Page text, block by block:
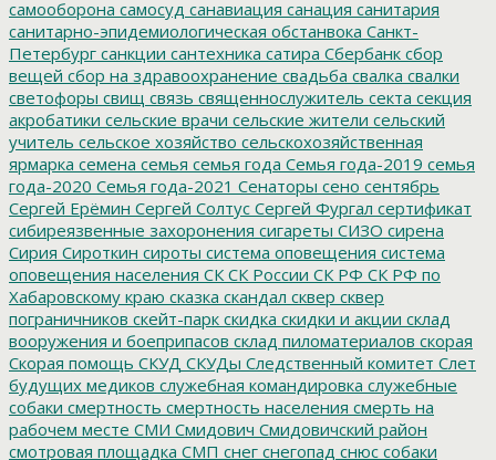
самооборона самосуд санавиация санация санитария
санитарно-эпидемиологическая обстанвока Санкт-
Петербург санкции сантехника сатира Сбербанк сбор
вещей сбор на здравоохранение свадьба свалка свалки
светофоры свищ связь священнослужитель секта секция
акробатики сельские врачи сельские жители сельский
учитель сельское хозяйство сельскохозяйственная
ярмарка семена семья семья года Семья года-2019 семья
года-2020 Семья года-2021 Сенаторы сено сентябрь
Сергей Ерёмин Сергей Солтус Сергей Фургал сертификат
сибиреязвенные захоронения сигареты СИЗО сирена
Сирия Сироткин сироты система оповещения система
оповещения населения СК СК России СК РФ СК РФ по
Хабаровскому краю сказка скандал сквер сквер
пограничников скейт-парк скидка скидки и акции склад
вооружения и боеприпасов склад пиломатериалов скорая
Скорая помощь СКУД СКУДы Следственный комитет Слет
будущих медиков служебная командировка служебные
собаки смертность смертность населения смерть на
рабочем месте СМИ Смидович Смидовичский район
смотровая площадка СМП снег снегопад снюс собаки